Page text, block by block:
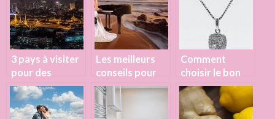
3 pays à visiter
pour des
vacances en
amoureux
Les meilleurs
conseils pour
bien débuter au
piano
Comment
choisir le bon
pendentif en
diamant ?